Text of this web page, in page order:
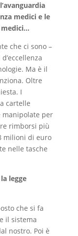
medici e le
che ci sono –
Ma è il
Oltre
I
cartelle
manipolate per
rimborsi più
milioni di euro
nelle tasche
legge
che si fa
il sistema
nostro. Poi è